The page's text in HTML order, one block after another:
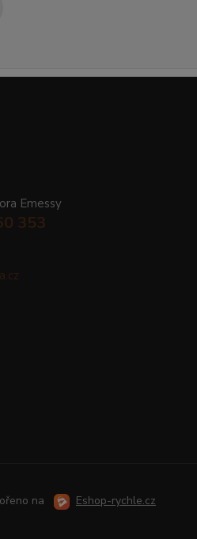
Emessy
353
na Eshop-rychle.cz